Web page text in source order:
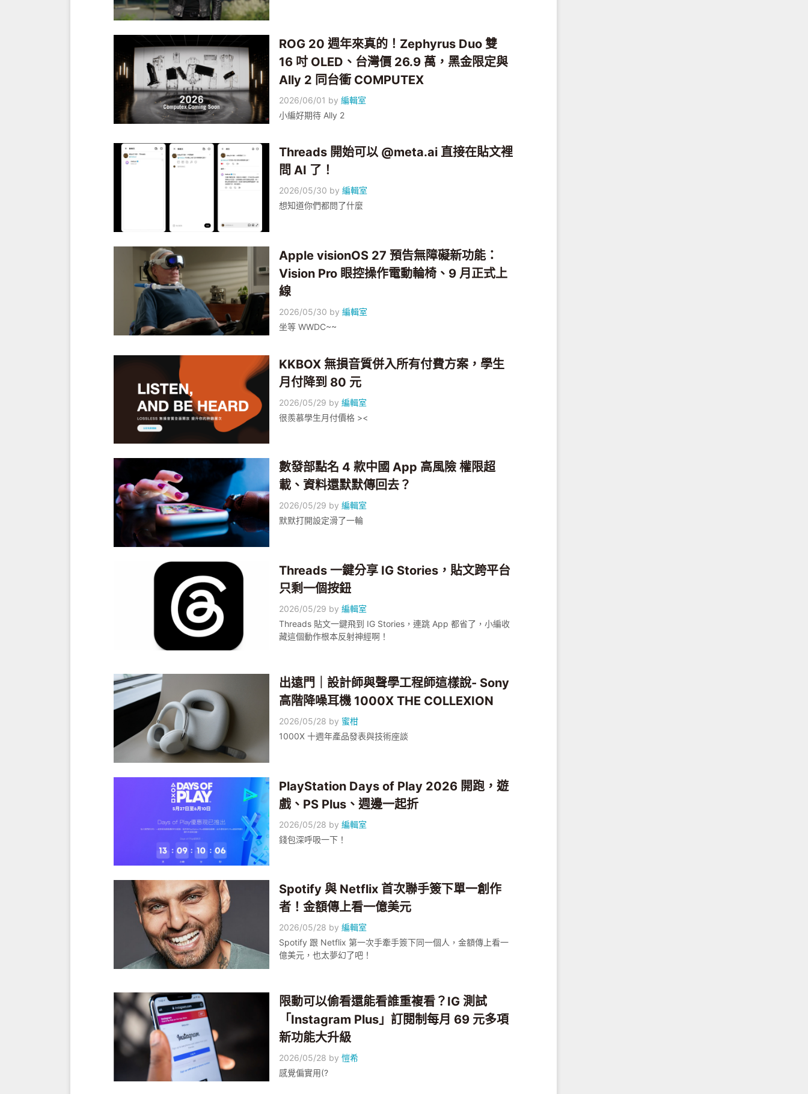
ROG 20 週年來真的！Zephyrus Duo 雙
16 吋 OLED、台灣價 26.9 萬，黑金限定與
Ally 2 同台衝 COMPUTEX
2026/06/01 by編輯室
小編好期待 Ally 2
Threads 開始可以 @meta.ai 直接在貼文裡
問 AI 了！
2026/05/30 by編輯室
想知道你們都問了什麼
Apple visionOS 27 預告無障礙新功能：
Vision Pro 眼控操作電動輪椅、9 月正式上
線
2026/05/30 by編輯室
坐等 WWDC~~
KKBOX 無損音質併入所有付費方案，學生
月付降到 80 元
2026/05/29 by編輯室
很羨慕學生月付價格 ><
數發部點名 4 款中國 App 高風險 權限超
載、資料還默默傳回去？
2026/05/29 by編輯室
默默打開設定滑了一輪
Threads 一鍵分享 IG Stories，貼文跨平台
只剩一個按鈕
2026/05/29 by編輯室
Threads 貼文一鍵飛到 IG Stories，連跳 App 都省了，小編收
藏這個動作根本反射神經啊！
出遠門｜設計師與聲學工程師這樣說- Sony
高階降噪耳機 1000X THE COLLEXION
2026/05/28 by 蜜柑
1000X 十週年產品發表與技術座談
PlayStation Days of Play 2026 開跑，遊
戲、PS Plus、週邊一起折
2026/05/28 by編輯室
錢包深呼吸一下！
Spotify 與 Netflix 首次聯手簽下單一創作
者！金額傳上看一億美元
2026/05/28 by編輯室
Spotify 跟 Netflix 第一次手牽手簽下同一個人，金額傳上看一
億美元，也太夢幻了吧！
限動可以偷看還能看誰重複看？IG 測試
「Instagram Plus」訂閱制每月 69 元多項
新功能大升級
2026/05/28 by愷希
感覺偏實用(?